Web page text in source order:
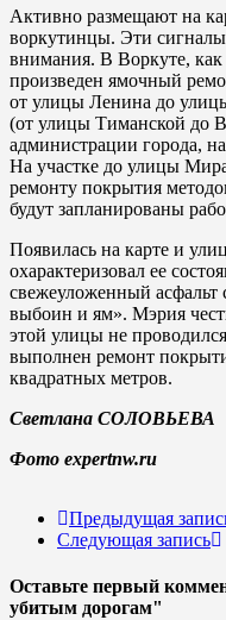
Активно размещают на
воркутинцы. Эти сигналы
внимания. В Воркуте, как
произведен ямочный
от улицы Ленина до
(от улицы Тиманской до
администрации города,
На участке до улицы
ремонту покрытия
будут запланированы
Появилась на карте и
охарактеризовал ее
свежеуложенный асфальт
выбоин и ям». Мэрия
этой улицы не
выполнен ремонт
квадратных метров.
Светлана СОЛОВЬЕВА
Фото expertnw.ru
Предыдущая
Следующая запись
Оставьте первый
убитым дорогам"